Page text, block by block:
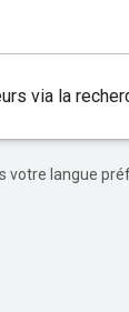
via la
langue